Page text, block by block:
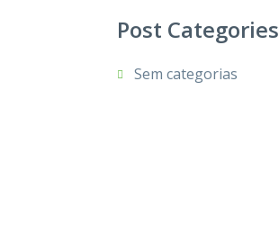
Post Categories
Sem categorias